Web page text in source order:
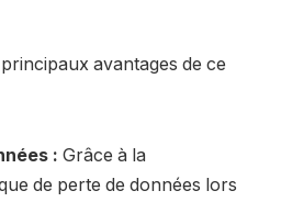
avantages de ce
: Grâce à la
de perte de données lors